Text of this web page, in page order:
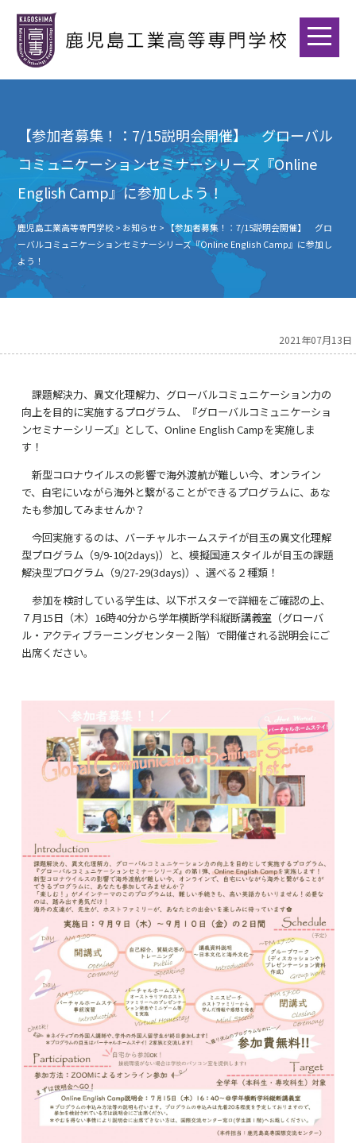
【参加者募集！：7/15説明会開催】 グローバル
コミュニケーションセミナーシリーズ『Online
English Camp』に参加しよう！
鹿児島工業高等専門学校> お知らせ >【参加者募集！：7/15説明会開催】 グロ
ーバルコミュニケーションセミナーシリーズ『Online English Camp』に参加し
よう！
2021年07月13日
課題解決力、異文化理解力、グローバルコミュニケーション力の
向上を目的に実施するプログラム、『グローバルコミュニケーショ
ンセミナーシリーズ』として、 Online English Campを実施しま
す！
新型コロナウイルスの影響で海外渡航が難しい今、オンライン
で、自宅にいながら海外と繋がることができるプログラムに、あな
たも参加してみませんか？
今回実施するのは、バーチャルホームステイが目玉の異文化理解
型プログラム（9/9-10(2days)）と、模擬国連スタイルが目玉の課題
解決型プログラム（9/27-29(3days)）、選べる２種類！
参加を検討している学生は、以下ポスターで詳細をご確認の上、
７月15日（木） 16時40分から学年横断学科縦断講義室（グローバ
ル・アクティブラーニングセンター２階）で開催される説明会にご
出席ください。